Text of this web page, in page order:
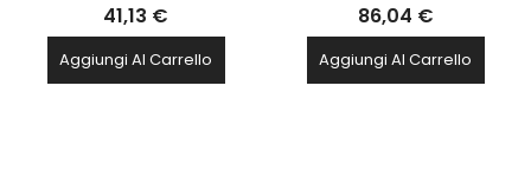
Nera Lomus FINDER -
1L1082300002
41,13 €
Aggiungi Al Carrello
Scenari Bianco 1Y13B20
FINDER - 1Y.13.B20
86,04 €
Aggiungi Al Carrello